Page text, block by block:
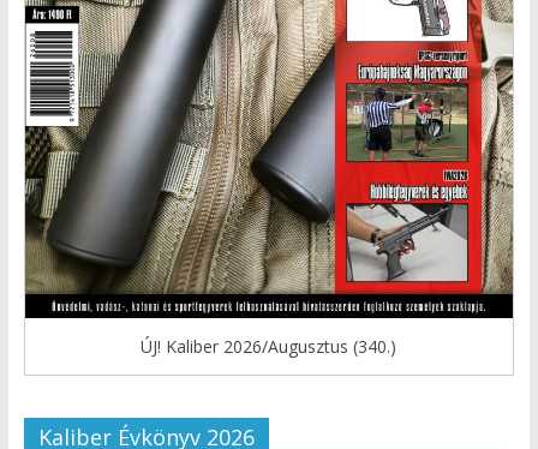
ÚJ! Kaliber 2026/Augusztus (340.)
Kaliber Évkönyv 2026